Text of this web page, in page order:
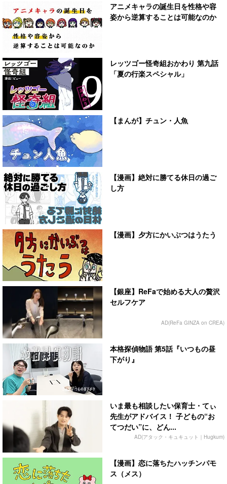
アニメキャラの誕生日を性格や容
姿から逆算することは可能なのか
レッツゴー怪奇組おかわり 第九話
「夏の行楽スペシャル」
【まんが】チュン・人魚
【漫画】絶対に勝てる休日の過ご
し方
【漫画】夕方にかいぶつはうたう
【銀座】ReFaで始める大人の贅沢
セルフケア
AD(ReFa GINZA on CREA)
本格探偵物語 第5話『いつもの昼
下がり』
いま最も相談したい保育士・てぃ
先生がアドバイス！ 子どもの“お
てつだい”に、どん...
AD(アタック・キュキュット｜Hugkum)
【漫画】恋に落ちたハッチンパモ
ス（メス）